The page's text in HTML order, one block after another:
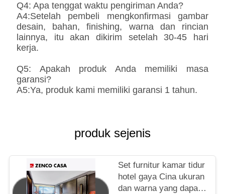
Q4: Apa tenggat waktu pengiriman Anda?
A4:Setelah pembeli mengkonfirmasi gambar
desain, bahan, finishing, warna dan rincian
lainnya, itu akan dikirim setelah 30-45 hari
kerja.
Q5: Apakah produk Anda memiliki masa
garansi?
A5:Ya, produk kami memiliki garansi 1 tahun.
produk sejenis
Set furnitur kamar tidur
hotel gaya Cina ukuran
dan warna yang dapat